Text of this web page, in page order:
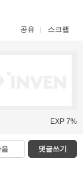
공유 스크랩
EXP 7%
음 댓글쓰기